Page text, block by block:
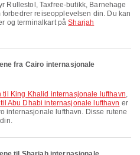
reiseopplevelsen din. Du kan
og terminalkart påSharjah
fra Cairo internasjonale
til King Khalid internasjonale lufthavn,
Abu Dhabi internasjonale lufthavn er
internasjonale lufthavn. Disse rutene